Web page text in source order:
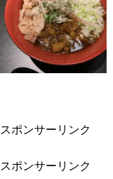
スポンサーリンク
スポンサーリンク